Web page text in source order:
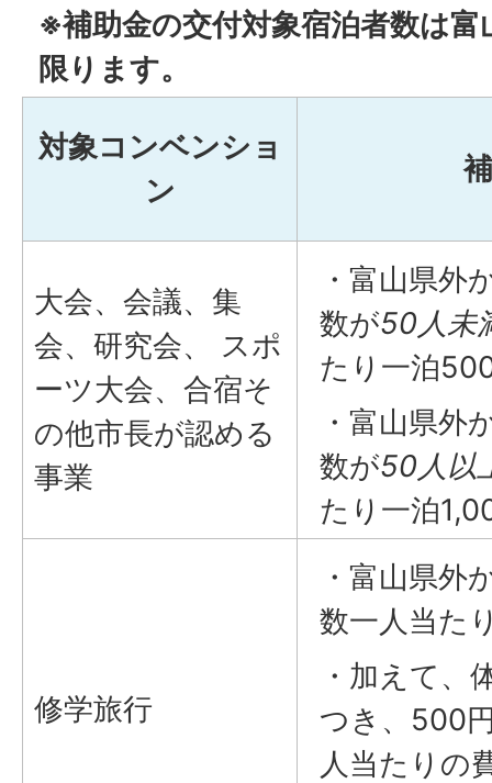
※補助金の交付対象宿泊者数は
限ります。
対象コンベンショ
ン
大会、会議、集
会、研究会、 スポ
ーツ大会、合宿そ
の他市長が認める
事業
・富山県外
数が50人未
たり一泊
・富山県外
数が50人以
たり一泊
修学旅行
・富山県外
数一人当た
・加えて、
つき、500
人当たりの